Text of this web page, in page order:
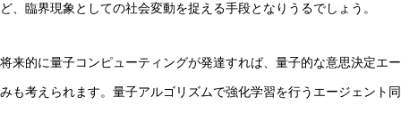
ど、臨界現象としての社会変動を捉える手段となりうるでしょう。
将来的に量子コンピューティングが発達すれば、量子的な意思決定エ
みも考えられます。量子アルゴリズムで強化学習を行うエージェント